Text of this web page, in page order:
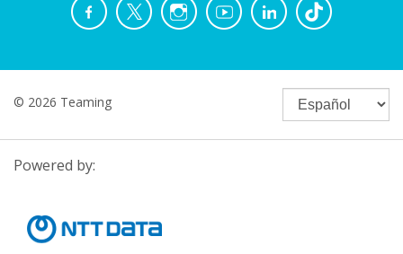
© 2026 Teaming
Powered by: